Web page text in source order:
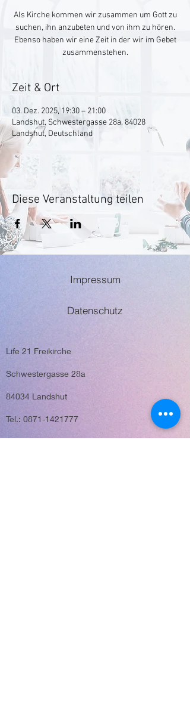
Als Kirche kommen wir zusammen um Gott zu
suchen, ihn anzubeten und von ihm zu hören.
Ebenso haben wir eine Zeit in der wir im Gebet
zusammenstehen.
Zeit & Ort
03. Dez. 2025, 19:30 – 21:00
Landshut, Schwestergasse 28a, 84028
Landshut, Deutschland
Diese Veranstaltung teilen
Impressum
Datenschutz
Life 21 Freikirche
Schwestergasse 28a
84034 Landshut
Tel.: 0871-1421777
E-Mail: info@life21.eu